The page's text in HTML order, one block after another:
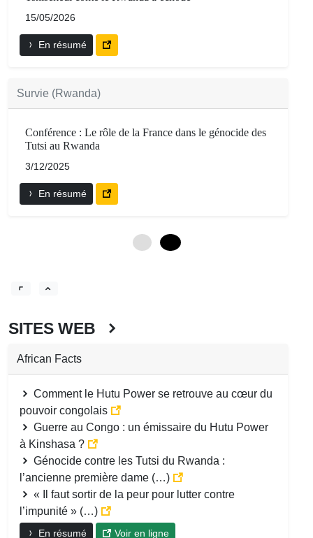
15/05/2026
En résumé
Survie (Rwanda)
Conférence : Le rôle de la France dans le génocide des
Tutsi au Rwanda
3/12/2025
En résumé
SITES WEB
African Facts
Comment le Hutu Power se retrouve au cœur du
pouvoir congolais
Guerre au Congo : un émissaire du Hutu Power
à Kinshasa ?
Génocide contre les Tutsi du Rwanda :
l’ancienne première dame (…)
« Il faut sortir de la peur pour lutter contre
l’impunité » (…)
En résumé Voir en ligne